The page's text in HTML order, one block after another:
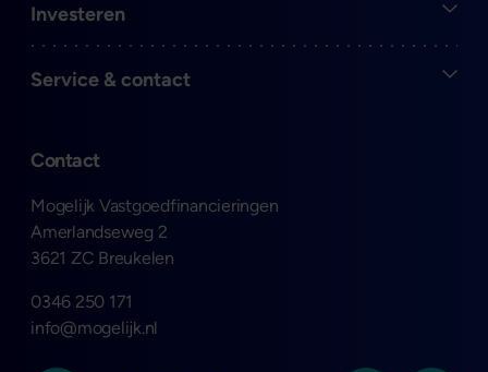
Contact
Mogelijk Vastgoedfinancieringen
Amerlandseweg 2
3621 ZC Breukelen
0346 250 171
info@mogelijk.nl
Open
Investeren
Open
Service & contact